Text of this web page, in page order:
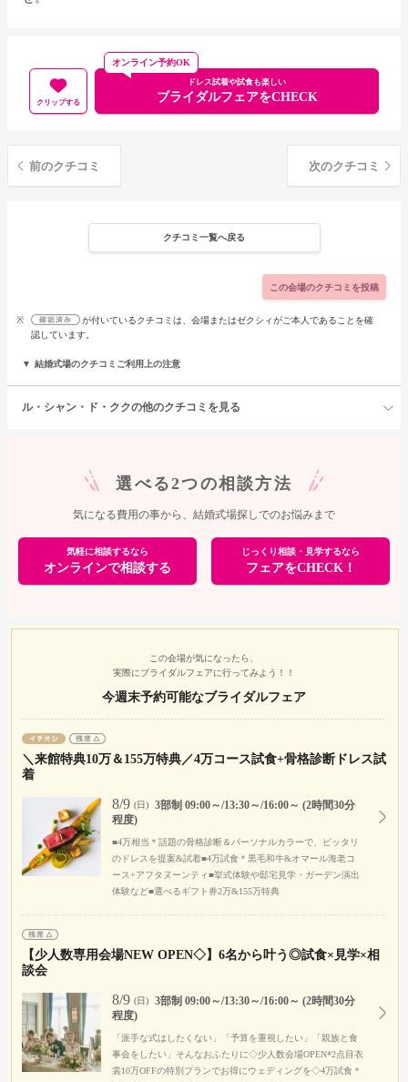
クリップする
ドレス試着や試食も楽しい
ブライダルフェアをCHECK
オンライン予約OK
前のクチコミ 次のクチコミ
クチコミ一覧へ戻る
この会場のクチコミを投稿
※
が付いているクチコミは、会場またはゼクシィがご本人であることを確
認しています。
結婚式場のクチコミご利用上の注意
ル・シャン・ド・ククの他のクチコミを見る
選べる2つの相談方法
気になる費用の事から、結婚式場探しでのお悩みまで
気軽に相談するなら
オンラインで相談する
じっくり相談・見学するなら
フェアをCHECK！
この会場が気になったら、
実際にブライダルフェアに行ってみよう！！
今週末予約可能なブライダルフェア
＼来館特典10万＆155万特典／4万コース試食+骨格診断ドレス試
着
8/9 (日)
3部制 09:00～/13:30～/16:00～ (2時間30分
程度)
■4万相当＊話題の骨格診断＆パーソナルカラーで、ピッタリ
のドレスを提案&試着■4万試食＊黒毛和牛&オマール海老コ
ース+アフタヌーンティ■挙式体験や邸宅見学・ガーデン演出
体験など■選べるギフト券2万&155万特典
【少人数専用会場NEW OPEN◇】6名から叶う◎試食×見学×相
談会
8/9 (日)
3部制 09:00～/13:30～/16:00～ (2時間30分
程度)
「派手な式はしたくない」「予算を重視したい」「親族と食
事会をしたい」そんなおふたりに◇少人数会場OPEN*2点目衣
裳10万OFFの特別プランでお得にウェディングを◇4万試食＊